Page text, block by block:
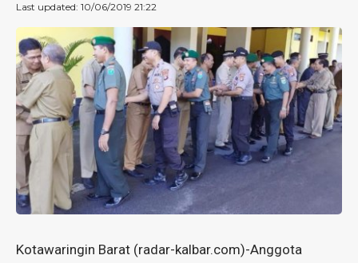
Last updated: 10/06/2019 21:22
Kotawaringin Barat (radar-kalbar.com)-Anggota